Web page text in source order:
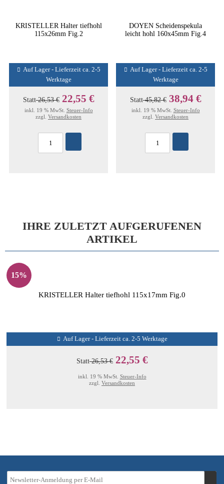
KRISTELLER Halter tiefhohl
115x26mm Fig.2
Auf Lager - Lieferzeit ca. 2-5
Werktage
Statt26,53 € 22,55 €
inkl. 19 % MwSt. Steuer-Info
zzgl. Versandkosten
DOYEN Scheidenspekula
leicht hohl 160x45mm Fig.4
Auf Lager - Lieferzeit ca. 2-5
Werktage
Statt45,82 € 38,94 €
inkl. 19 % MwSt. Steuer-Info
zzgl. Versandkosten
IHRE ZULETZT AUFGERUFENEN
ARTIKEL
15%
KRISTELLER Halter tiefhohl 115x17mm Fig.0
Auf Lager - Lieferzeit ca. 2-5 Werktage
Statt26,53 € 22,55 €
inkl. 19 % MwSt. Steuer-Info
zzgl. Versandkosten